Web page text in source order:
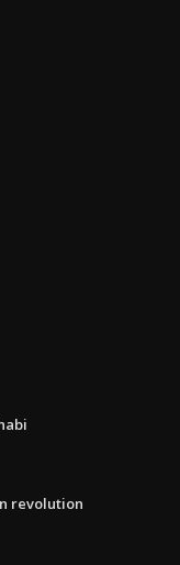
revolution